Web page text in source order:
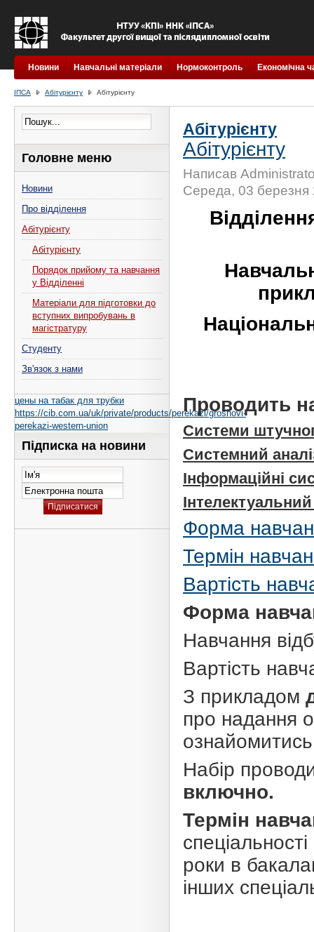
Новини Навчальні матеріали Нормоконтроль Економічна
ІПСА Абітурієнту Абітурієнту
Абітурієнту
Абітурієнту
Написав
Середа, 03 березня
Проводить
Системи
Системний
Інформаційні
Форма
Термін
Вартість
Форма
Навчання
Вартість
З прикладом
про надання
Набір
включно.
Термін
роки в
інших
Головне меню
Новини
Про відділення
Абітурієнту
Абітурієнту
Порядок прийому та навчання
у Відділенні
Матеріали для підготовки до
вступних випробувань в
магістратуру
Студенту
Зв'язок з нами
цены на табак для трубки
https://cib.com.ua/uk/private/products/perekazi/groshovi-
perekazi-western-union
Підписка на новини